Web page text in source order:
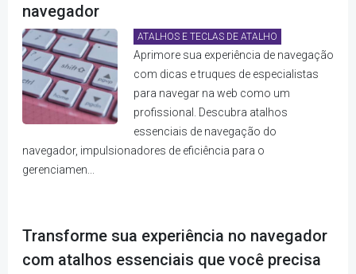
navegador
ATALHOS E TECLAS DE ATALHO
Aprimore sua experiência de navegação
com dicas e truques de especialistas
para navegar na web como um
profissional. Descubra atalhos
essenciais de navegação do
navegador, impulsionadores de eficiência para o
gerenciamen...
Transforme sua experiência no navegador
com atalhos essenciais que você precisa